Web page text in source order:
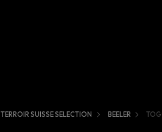
TERROIR SUISSE SELECTION BEELER